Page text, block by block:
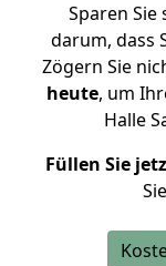
Sparen
darum, dass
Zögern Sie
heute, um
Halle
Füllen Sie